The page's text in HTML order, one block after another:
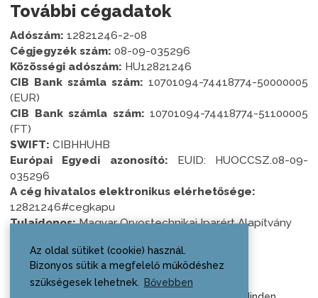
Az oldal sütiket (cookie) használ.
Bizonyos sütik a megfelelő működéshez
szükségesek lehetnek.
Bővebben
További cégadatok
Adószám: 12821246-2-08
Cégjegyzék szám: 08-09-035296
Közösségi adószám: HU12821246
CIB Bank számla szám: 10701094-74418774-50000005
(EUR)
CIB Bank számla szám: 10701094-74418774-51100005
(FT)
SWIFT: CIBHHUHB
Európai Egyedi azonosító: EUID: HUOCCSZ.08-09-
035296
A cég hivatalos elektronikus elérhetősége:
12821246#cegkapu
Tulajdonos:Magyar Orvostechnikai Iparért Alapítvány